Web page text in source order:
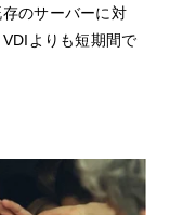
のサーバーに対
よりも短期間で